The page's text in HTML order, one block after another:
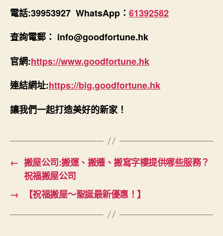
電話:39953927 WhatsApp： 61392582
查詢電郵： info@goodfortune.hk
官網:https://www.goodfortune.hk
連結網址:https://big.goodfortune.hk
讓我們一起打造美好的新家！
← 搬屋公司:搬運、搬遷、搬寫字樓提供哪些服務？
祝福搬屋公司
→
【祝福搬屋～聖誕最新優惠！】